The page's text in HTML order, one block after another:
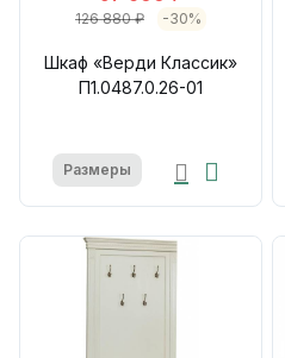
126 880 ₽ -30%
Шкаф «Верди Классик»
П1.0487.0.26-01
Размеры